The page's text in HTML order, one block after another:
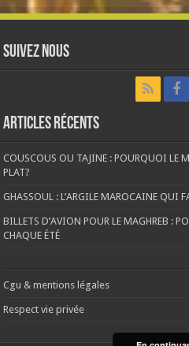
Suivez nous
Articles récents
COUSCOUS OU TAJINE : POURQUOI LE
PLAT?
GHASSOUL : L’ARGILE MAROCAINE QUI
BILLETS D’AVION POUR LE MAGHREB :
CHAQUE ÉTÉ
Cgu & mentions légales
Respect vie privée